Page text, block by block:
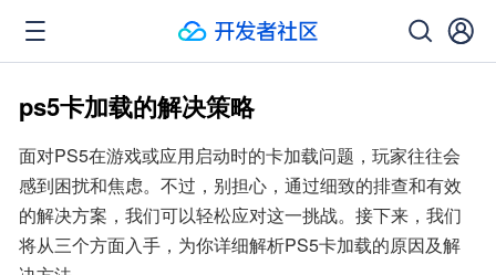
ps5卡加载的解决策略
面对PS5在游戏或应用启动时的卡加载问题，玩家往往会
感到困扰和焦虑。不过，别担心，通过细致的排查和有效
的解决方案，我们可以轻松应对这一挑战。接下来，我们
将从三个方面入手，为你详细解析PS5卡加载的原因及解